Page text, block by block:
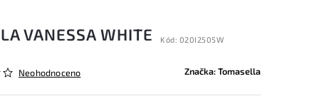
VANESSA WHITE Kód: 020I2505W
Neohodnoceno Značka:Tomasella